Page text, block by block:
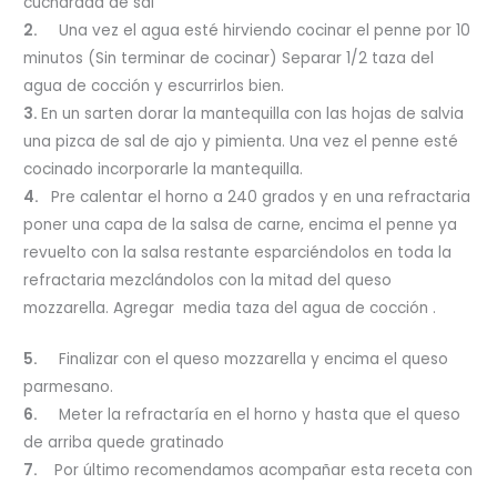
2.
Una vez el agua esté hirviendo cocinar el penne por 10
minutos (Sin terminar de cocinar) Separar 1/2 taza del
agua de cocción y escurrirlos bien.
3.En un sarten dorar la mantequilla con las hojas de salvia
una pizca de sal de ajo y pimienta. Una vez el penne esté
cocinado incorporarle la mantequilla.
4.
Pre calentar el horno a 240 grados y en una refractaria
poner una capa de la salsa de carne, encima el penne ya
revuelto con la salsa restante esparciéndolos en toda la
refractaria mezclándolos con la mitad del queso
mozzarella. Agregar media taza del agua de cocción .
5.
Finalizar con el queso mozzarella y encima el queso
parmesano.
6.
Meter la refractaría en el horno y hasta que el queso
de arriba quede gratinado
7.
Por último recomendamos acompañar esta receta con